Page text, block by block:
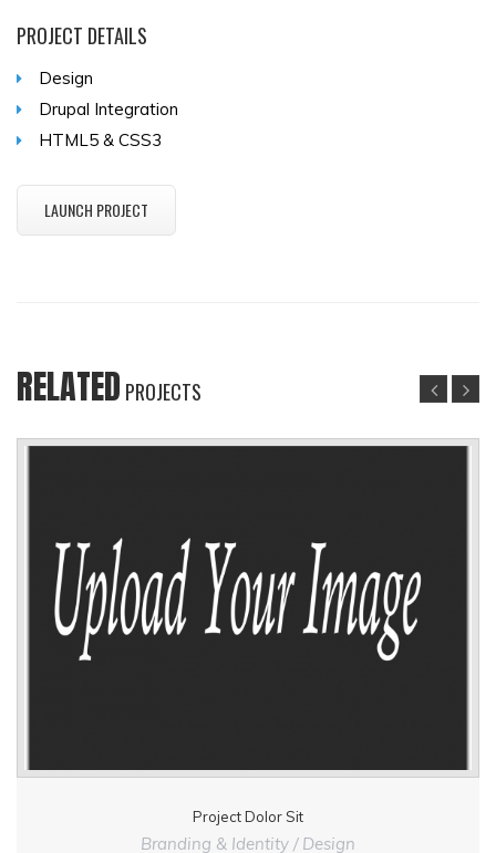
PROJECT DETAILS
Design
Drupal Integration
HTML5 & CSS3
LAUNCH PROJECT
RELATED PROJECTS
Project Dolor Sit
Branding & Identity / Design